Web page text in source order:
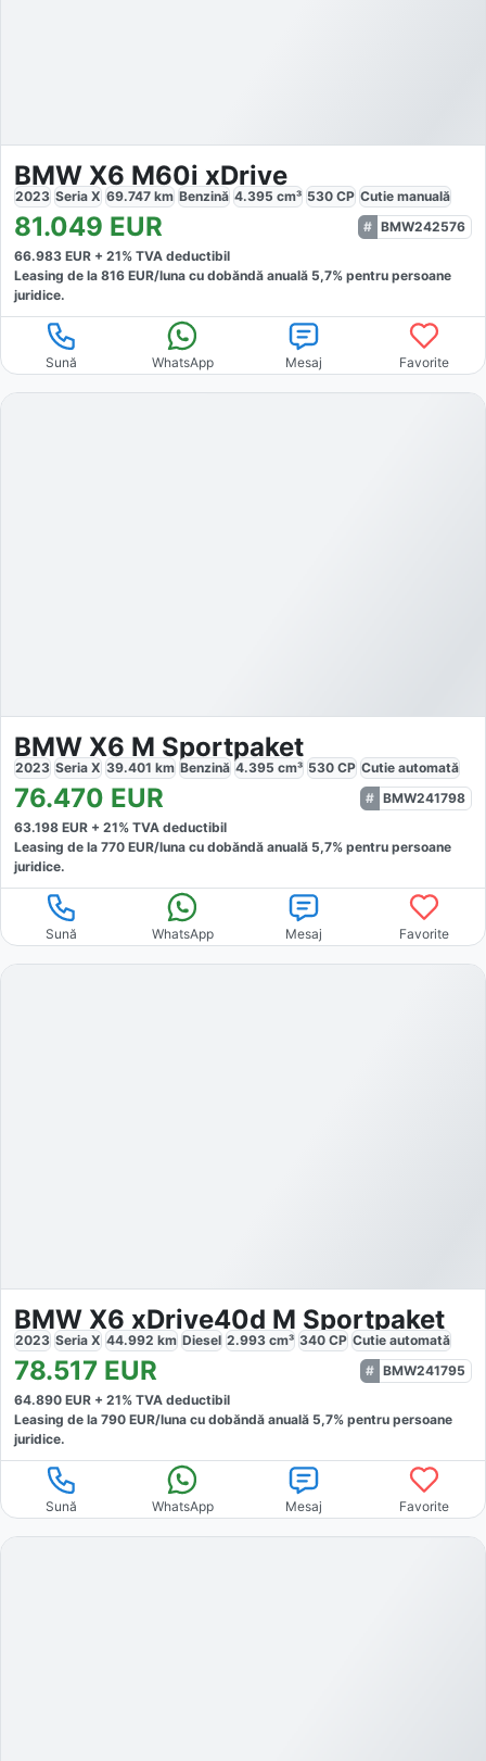
BMW X6 M60i xDrive
2023 Seria X 69.747 km Benzină 4.395 cm³ 530 CP Cutie manuală
81.049 EUR
BMW242576
66.983 EUR + 21% TVA deductibil
Leasing de la 816 EUR/luna cu dobăndă anuală 5,7% pentru persoane
juridice.
Sună WhatsApp Mesaj Favorite
BMW X6 M Sportpaket
2023 Seria X 39.401 km Benzină 4.395 cm³ 530 CP Cutie automată
76.470 EUR
BMW241798
63.198 EUR + 21% TVA deductibil
Leasing de la 770 EUR/luna cu dobăndă anuală 5,7% pentru persoane
juridice.
Sună WhatsApp Mesaj Favorite
BMW X6 xDrive40d M Sportpaket
2023 Seria X 44.992 km Diesel 2.993 cm³ 340 CP Cutie automată
78.517 EUR
BMW241795
64.890 EUR + 21% TVA deductibil
Leasing de la 790 EUR/luna cu dobăndă anuală 5,7% pentru persoane
juridice.
Sună WhatsApp Mesaj Favorite